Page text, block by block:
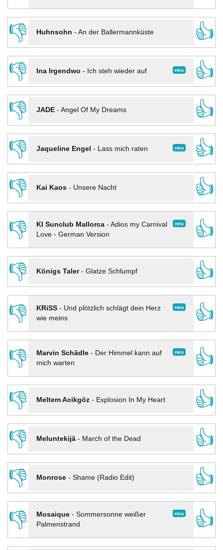
👎
Huhnsohn - An der Ballermannküste
👍
👎
neu
Ina Irgendwo - Ich steh wieder auf
👍
👎
JADE- Angel Of My Dreams
👍
👎
neu
Jaqueline Engel - Lass mich raten
👍
👎
Kai Kaos- Unsere Nacht
👍
👎
neu
KI Sunclub Mallorca- Adios my Carnival
Love - German Version
👍
👎
Königs Taler- Glatze Schlumpf
👍
👎
neu
KRiSS- Und plötzlich schlägt dein Herz
wie meins
👍
👎 neu
Marvin Schädle- Der Himmel kann auf
mich warten
👍
👎
Meltem Acikgöz- Explosion In My Heart
👍
👎
Meluntekijä- March of the Dead
👍
👎
Monrose- Shame (Radio Edit)
👍
👎
neu
Mosaique- Sommersonne weißer
Palmenstrand
👍